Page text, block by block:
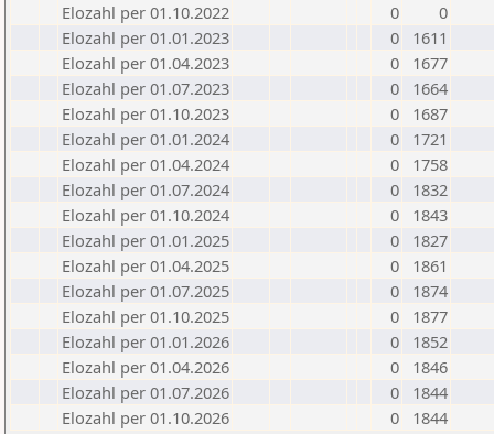
Elozahl per 01.10.2022
0
0
Elozahl per 01.01.2023
0
1611
Elozahl per 01.04.2023
0
1677
Elozahl per 01.07.2023
0
1664
Elozahl per 01.10.2023
0
1687
Elozahl per 01.01.2024
0
1721
Elozahl per 01.04.2024
0
1758
Elozahl per 01.07.2024
0
1832
Elozahl per 01.10.2024
0
1843
Elozahl per 01.01.2025
0
1827
Elozahl per 01.04.2025
0
1861
Elozahl per 01.07.2025
0
1874
Elozahl per 01.10.2025
0
1877
Elozahl per 01.01.2026
0
1852
Elozahl per 01.04.2026
0
1846
Elozahl per 01.07.2026
0
1844
Elozahl per 01.10.2026
0 1844